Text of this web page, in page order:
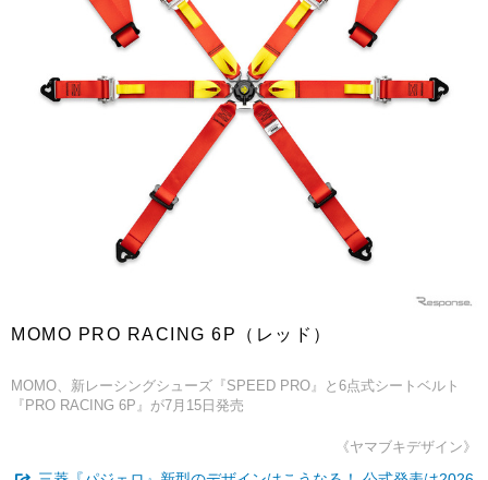
MOMO PRO RACING 6P（レッド）
MOMO、新レーシングシューズ『SPEED PRO』と6点式シートベルト
『PRO RACING 6P』が7月15日発売
《ヤマブキデザイン》